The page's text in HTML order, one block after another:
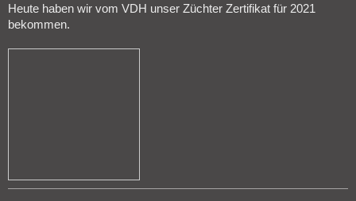
Heute haben wir vom VDH unser Züchter Zertifikat für 2021
bekommen.